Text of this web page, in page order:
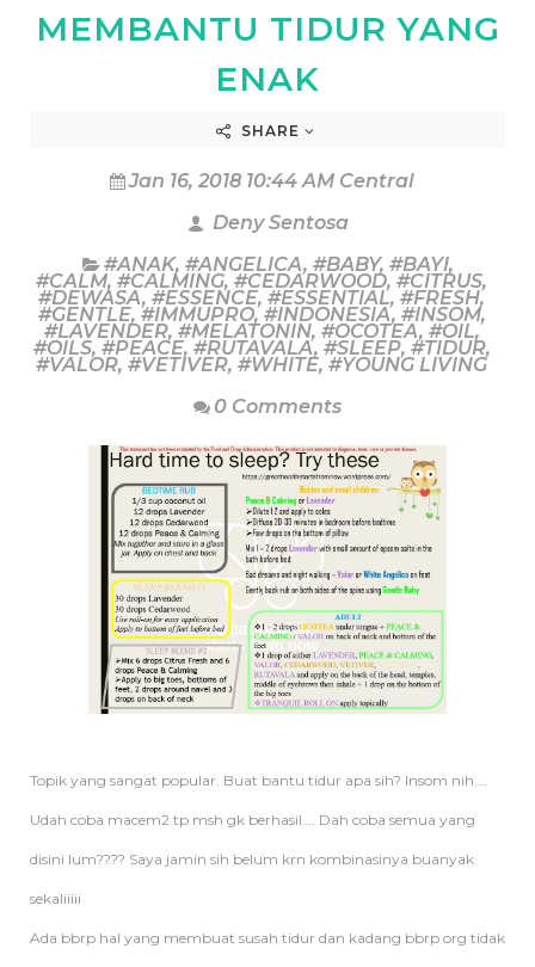
MEMBANTU TIDUR YANG
ENAK
SHARE
Jan 16, 2018 10:44 AM Central
Deny Sentosa
#ANAK, #ANGELICA, #BABY, #BAYI,
#CALM, #CALMING, #CEDARWOOD, #CITRUS,
#DEWASA, #ESSENCE, #ESSENTIAL, #FRESH,
#GENTLE, #IMMUPRO,#INDONESIA, #INSOM,
#LAVENDER, #MELATONIN, #OCOTEA, #OIL,
#OILS, #PEACE, #RUTAVALA, #SLEEP, #TIDUR,
#VALOR, #VETIVER, #WHITE, #YOUNG LIVING
0 Comments
Topik yang sangat popular. Buat bantu tidur apa sih? Insom nih….
Udah coba macem2 tp msh gk berhasil…. Dah coba semua yang
disini lum???? Saya jamin sih belum krn kombinasinya buanyak
sekaliiiii
Ada bbrp hal yang membuat susah tidur dan kadang bbrp org tidak